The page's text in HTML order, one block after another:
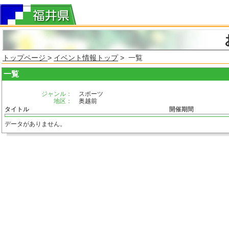
トップページ > イベント情報トップ> 一覧
一覧
ジャンル：
スポーツ
地区：
奥越前
タイトル
開催期間
データがありません。